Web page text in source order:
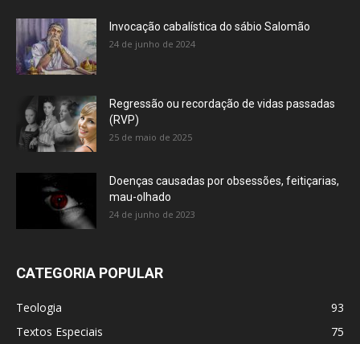
Invocação cabalística do sábio Salomão
24 de junho de 2024
Regressão ou recordação de vidas passadas
(RVP)
25 de maio de 2025
Doenças causadas por obsessões, feitiçarias,
mau-olhado
24 de junho de 2023
CATEGORIA POPULAR
Teologia
93
Textos Especiais
75